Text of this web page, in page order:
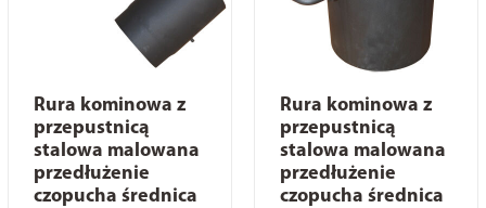
Rura kominowa z
przepustnicą
stalowa malowana
przedłużenie
czopucha średnica
Rura kominowa z
przepustnicą
stalowa malowana
przedłużenie
czopucha średnica